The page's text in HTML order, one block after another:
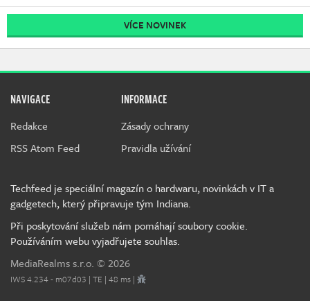
VÍCE NOVINEK
NAVIGACE
Redakce
RSS Atom Feed
INFORMACE
Zásady ochrany
Pravidla užívání
Techfeed je speciální magazín o hardwaru, novinkách v IT a
gadgetech, který připravuje tým Indiana.
Při poskytování služeb nám pomáhají soubory cookie.
Používáním webu vyjadřujete souhlas.
MediaRealms s.r.o. © 2026
IWS 4.234 - m07d03 | TE | 48 ms |